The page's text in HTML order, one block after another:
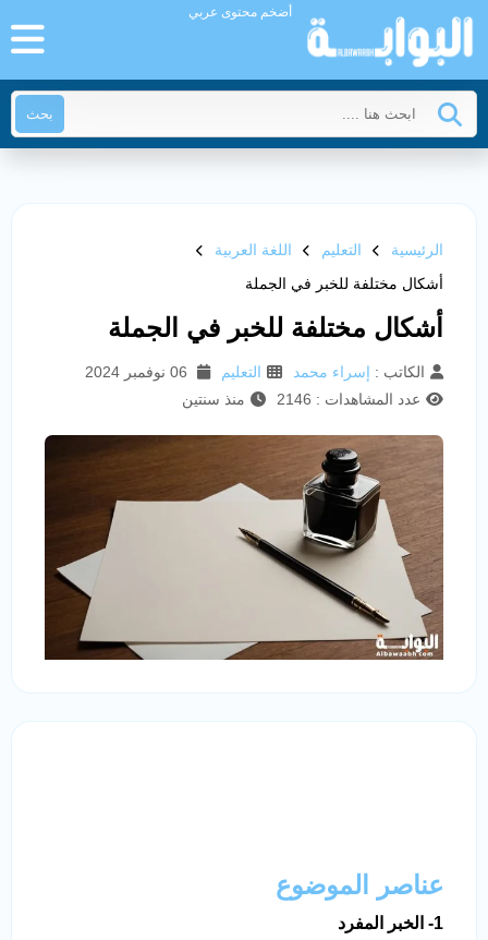
أضخم محتوى عربي
بحث
الرئيسية التعليم
اللغة العربية
أشكال مختلفة للخبر في الجملة
أشكال مختلفة للخبر في الجملة
الكاتب : إسراء محمد التعليم
عدد المشاهدات : 2146
منذ سنتين
عناصر الموضوع
1- الخبر المفرد